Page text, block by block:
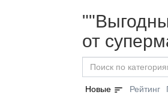
от
Новые sort Рейтинг